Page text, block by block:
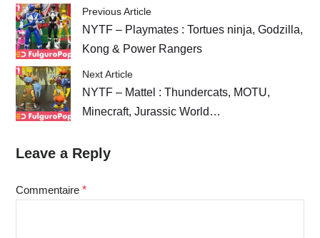
Previous Article
NYTF – Playmates : Tortues ninja, Godzilla,
Kong & Power Rangers
Next Article
NYTF – Mattel : Thundercats, MOTU,
Minecraft, Jurassic World…
Leave a Reply
Commentaire *